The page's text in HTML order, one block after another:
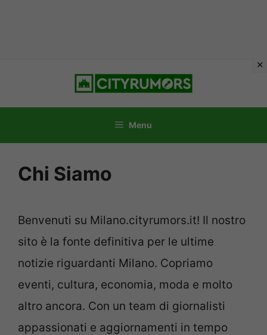
Menu
Chi Siamo
Benvenuti su Milano.cityrumors.it! Il nostro
sito è la fonte definitiva per le ultime
notizie riguardanti Milano. Copriamo
eventi, cultura, economia, moda e molto
altro ancora. Con un team di giornalisti
appassionati e aggiornamenti in tempo